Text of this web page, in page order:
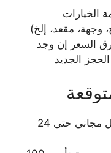
الخيارات
وجهة، مقعد، إلخ)
السعر إن وجد
الجديد
تعديل مجاني حتى 24